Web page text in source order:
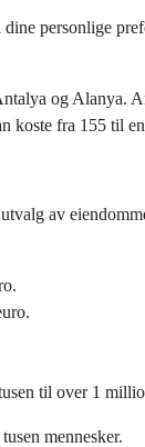
personlige
og Alanya.
koste fra 155 til
av
til over 1
mennesker.